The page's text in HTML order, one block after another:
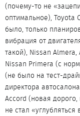
(почему-то не
оптимальное), Toyota
было, только
вибрация от
такой), Nissan
Nissan Primera (с
(не было на тест-
директора
Accord (новая
не стал